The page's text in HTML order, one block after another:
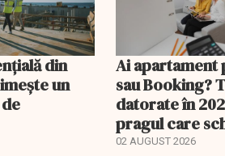
din
un
Ai apartament
sau Booking?
datorate în
pragul care
regimul fiscal
02 AUGUST 2026